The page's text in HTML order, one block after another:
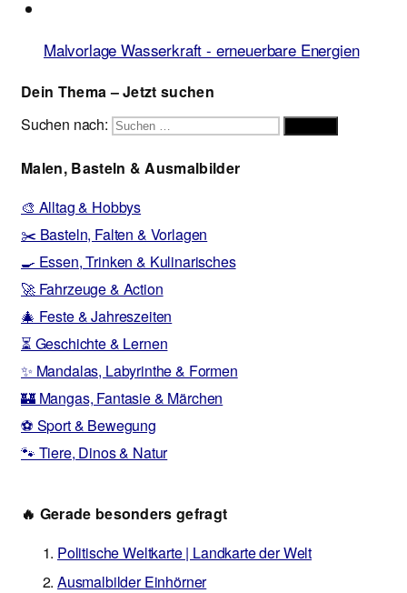
Malvorlage Wasserkraft - erneuerbare Energien
Dein Thema – Jetzt suchen
Suchen nach:
Malen, Basteln & Ausmalbilder
🎨 Alltag & Hobbys
✂️ Basteln, Falten & Vorlagen
🍳 Essen, Trinken & Kulinarisches
🚀 Fahrzeuge & Action
🎄 Feste & Jahreszeiten
⏳ Geschichte & Lernen
✨ Mandalas, Labyrinthe & Formen
🏰 Mangas, Fantasie & Märchen
⚽ Sport & Bewegung
🐾 Tiere, Dinos & Natur
🔥 Gerade besonders gefragt
Politische Weltkarte | Landkarte der Welt
Ausmalbilder Einhörner